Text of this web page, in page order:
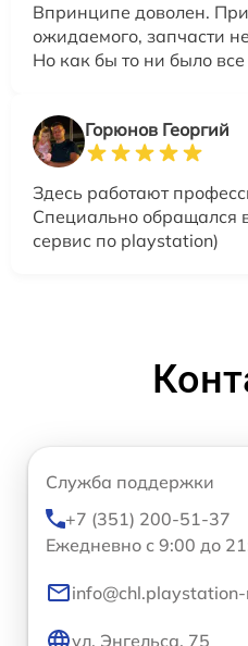
Впринципе доволен.
ожидаемого, запчасти
Но как бы то ни было все
Горюнов Георгий
Здесь работают
Специально обращался
сервис по playstation)
Служба поддержки
+7 (351) 200-51-37
Ежедневно с 9:00 до
ул. Энгельса, 75